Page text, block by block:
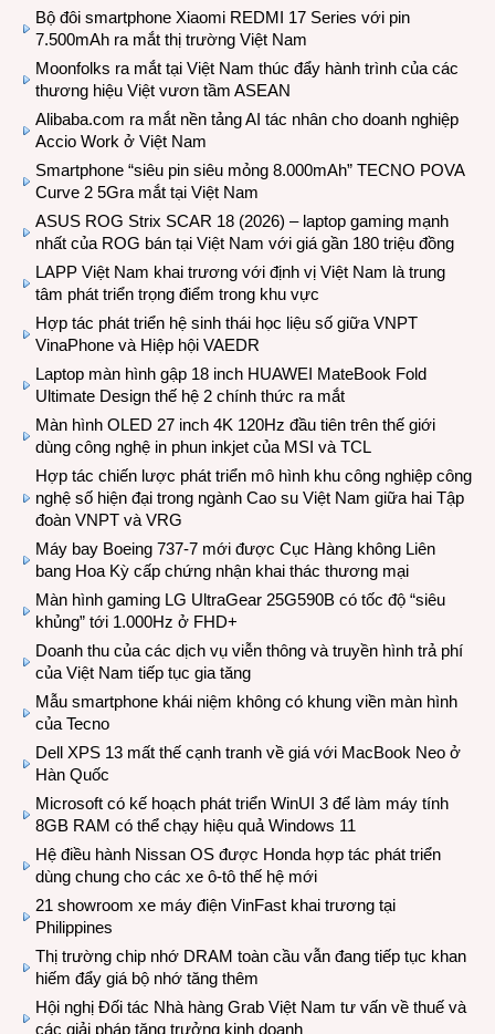
Bộ đôi smartphone Xiaomi REDMI 17 Series với pin
7.500mAh ra mắt thị trường Việt Nam
Moonfolks ra mắt tại Việt Nam thúc đẩy hành trình của các
thương hiệu Việt vươn tầm ASEAN
Alibaba.com ra mắt nền tảng AI tác nhân cho doanh nghiệp
Accio Work ở Việt Nam
Smartphone “siêu pin siêu mỏng 8.000mAh” TECNO POVA
Curve 2 5Gra mắt tại Việt Nam
ASUS ROG Strix SCAR 18 (2026) – laptop gaming mạnh
nhất của ROG bán tại Việt Nam với giá gần 180 triệu đồng
LAPP Việt Nam khai trương với định vị Việt Nam là trung
tâm phát triển trọng điểm trong khu vực
Hợp tác phát triển hệ sinh thái học liệu số giữa VNPT
VinaPhone và Hiệp hội VAEDR
Laptop màn hình gập 18 inch HUAWEI MateBook Fold
Ultimate Design thế hệ 2 chính thức ra mắt
Màn hình OLED 27 inch 4K 120Hz đầu tiên trên thế giới
dùng công nghệ in phun inkjet của MSI và TCL
Hợp tác chiến lược phát triển mô hình khu công nghiệp công
nghệ số hiện đại trong ngành Cao su Việt Nam giữa hai Tập
đoàn VNPT và VRG
Máy bay Boeing 737-7 mới được Cục Hàng không Liên
bang Hoa Kỳ cấp chứng nhận khai thác thương mại
Màn hình gaming LG UltraGear 25G590B có tốc độ “siêu
khủng” tới 1.000Hz ở FHD+
Doanh thu của các dịch vụ viễn thông và truyền hình trả phí
của Việt Nam tiếp tục gia tăng
Mẫu smartphone khái niệm không có khung viền màn hình
của Tecno
Dell XPS 13 mất thế cạnh tranh về giá với MacBook Neo ở
Hàn Quốc
Microsoft có kế hoạch phát triển WinUI 3 để làm máy tính
8GB RAM có thể chạy hiệu quả Windows 11
Hệ điều hành Nissan OS được Honda hợp tác phát triển
dùng chung cho các xe ô-tô thế hệ mới
21 showroom xe máy điện VinFast khai trương tại
Philippines
Thị trường chip nhớ DRAM toàn cầu vẫn đang tiếp tục khan
hiếm đẩy giá bộ nhớ tăng thêm
Hội nghị Đối tác Nhà hàng Grab Việt Nam tư vấn về thuế và
các giải pháp tăng trưởng kinh doanh